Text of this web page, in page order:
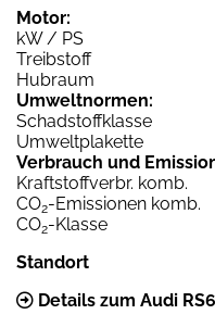
Motor:
kW / PS
Treibstoff
Hubraum
Umweltnormen:
Schadstoffklasse
Umweltplakette
Verbrauch und
Kraftstoffverbr. komb.
CO2-Emissionen komb.
CO2-Klasse
Standort
Details zum Audi